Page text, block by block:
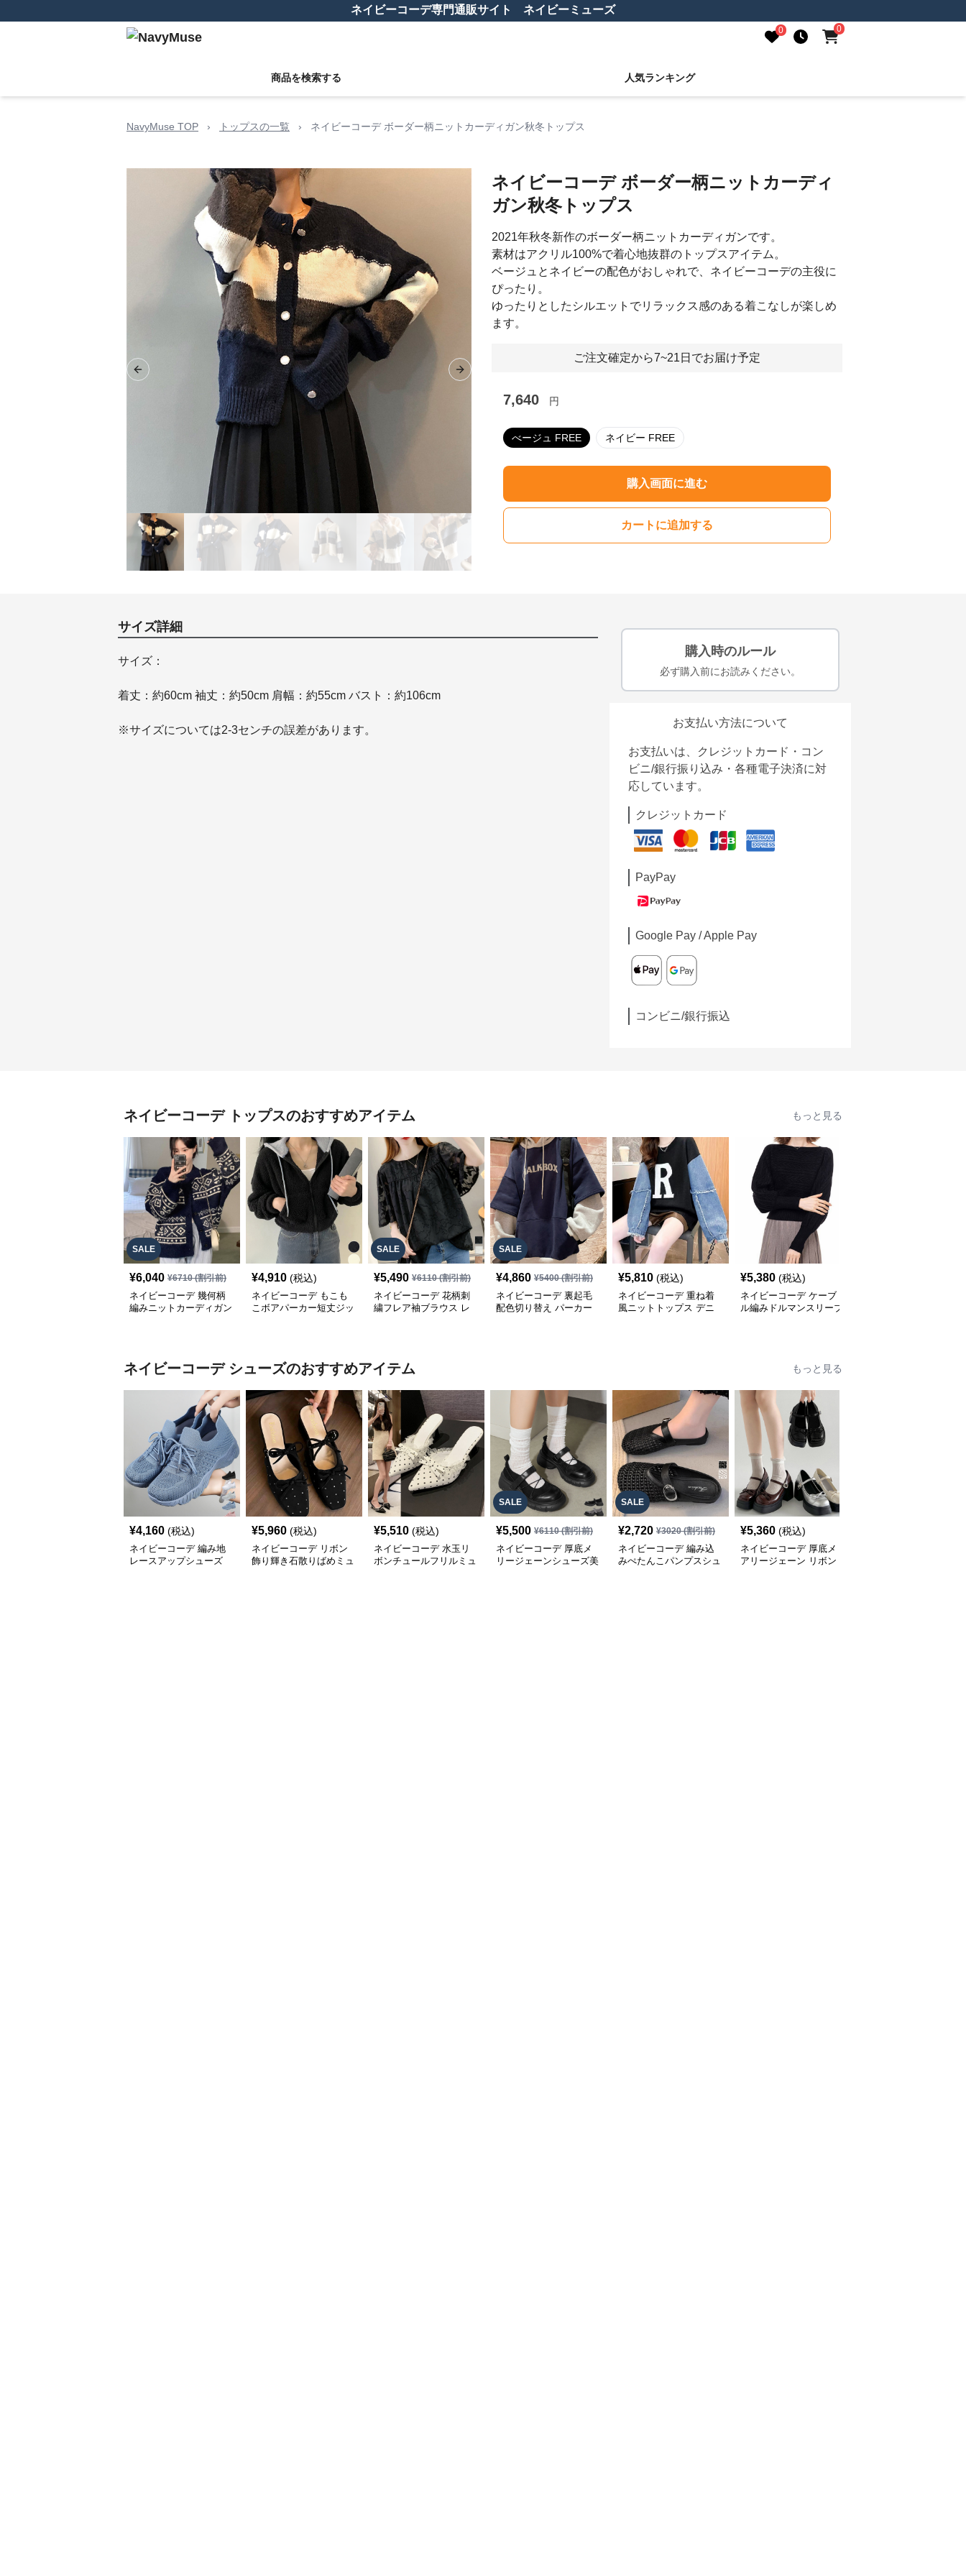
ネイビーコーデ専門通販サイト ネイビーミューズ
0 0
商品を検索する 人気ランキング
NavyMuse TOP › トップスの一覧 › ネイビーコーデ ボーダー柄ニットカーディガン秋冬トップス
Previous slide Next slide
ネイビーコーデ ボーダー柄ニットカーディ
ガン秋冬トップス
2021年秋冬新作のボーダー柄ニットカーディガンです。
素材はアクリル100%で着心地抜群のトップスアイテム。
ベージュとネイビーの配色がおしゃれで、ネイビーコーデの主役に
ぴったり。
ゆったりとしたシルエットでリラックス感のある着こなしが楽しめ
ます。
ご注文確定から7~21日でお届け予定
7,640 円
べージュ FREE ネイビー FREE
購入画面に進む
カートに追加する
サイズ詳細
サイズ：
着丈：約60cm 袖丈：約50cm 肩幅：約55cm バスト：約106cm
※サイズについては2-3センチの誤差があります。
購入時のルール
必ず購入前にお読みください。
お支払い方法について
お支払いは、クレジットカード・コン
ビニ/銀行振り込み・各種電子決済に対
応しています。
クレジットカード
PayPay
Google Pay / Apple Pay
コンビニ/銀行振込
ネイビーコーデ トップスのおすすめアイテム もっと見る
SALE
¥6,040 ¥6710(割引前)
ネイビーコーデ 幾何柄
編みニットカーディガン
¥4,910 (税込)
ネイビーコーデ もこも
こボアパーカー短丈ジッ
SALE
¥5,490 ¥6110(割引前)
ネイビーコーデ 花柄刺
繍フレア袖ブラウス レ
SALE
¥4,860 ¥5400(割引前)
ネイビーコーデ 裏起毛
配色切り替え パーカー
¥5,810 (税込)
ネイビーコーデ 重ね着
風ニットトップス デニ
¥5,380 (税込)
ネイビーコーデ ケーブ
ル編みドルマンスリーブ
ネイビーコーデ シューズのおすすめアイテム もっと見る
¥4,160 (税込)
ネイビーコーデ 編み地
レースアップシューズ
¥5,960 (税込)
ネイビーコーデ リボン
飾り輝き石散りばめミュ
¥5,510 (税込)
ネイビーコーデ 水玉リ
ボンチュールフリルミュ
SALE
¥5,500 ¥6110(割引前)
ネイビーコーデ 厚底メ
リージェーンシューズ美
SALE
¥2,720 ¥3020(割引前)
ネイビーコーデ 編み込
みぺたんこパンプスシュ
¥5,360 (税込)
ネイビーコーデ 厚底メ
アリージェーン リボン